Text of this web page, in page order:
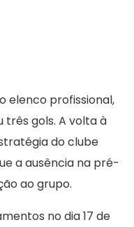
elenco profissional,
três gols. A volta à
do clube
a ausência na pré-
ao grupo.
no dia 17 de